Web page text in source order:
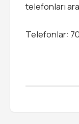
telefonları
Telefonlar: